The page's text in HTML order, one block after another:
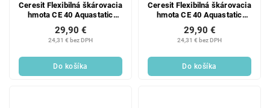
Ceresit Flexibilná škárovacia
hmota CE 40 Aquastatic
Cement Grey 5 kg
24,31 € bez DPH
29,90 €
Do košíka
Ceresit Flexibilná škárovacia
hmota CE 40 Aquastatic
Manhattan 5 kg
24,31 € bez DPH
29,90 €
Do košíka